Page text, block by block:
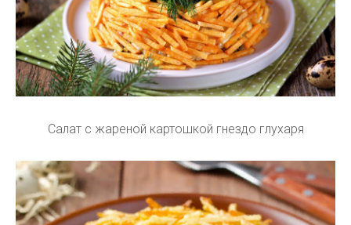
Салат с жареной картошкой гнездо глухаря